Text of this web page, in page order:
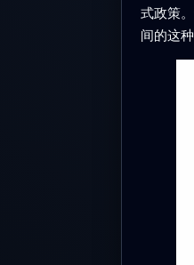
式政策
间的这